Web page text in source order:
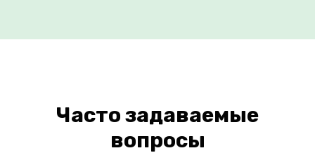
Часто задаваемые
вопросы